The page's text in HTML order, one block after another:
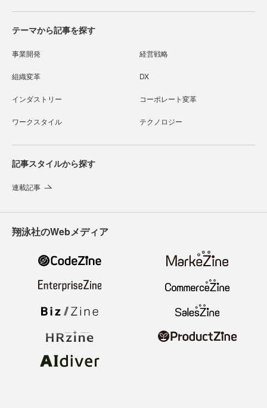
テーマから記事を探す
事業開発 経営戦略
組織変革 DX
インダストリー コーポレート変革
ワークスタイル テクノロジー
記事スタイルから探す
連載記事
翔泳社のWebメディア